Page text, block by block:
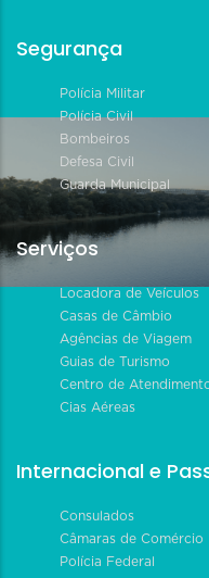
Segurança
Polícia Militar
Polícia Civil
Bombeiros
Defesa Civil
Guarda Municipal
Serviços
Locadora de Veículos
Casas de Câmbio
Agências de Viagem
Guias de Turismo
Centro de
Cias Aéreas
Internacional e
Consulados
Câmaras de Comércio
Polícia Federal